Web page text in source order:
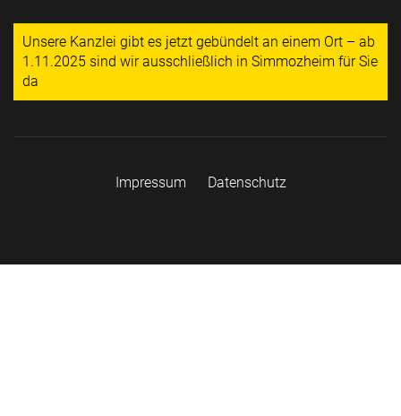
Unsere Kanzlei gibt es jetzt gebündelt an einem Ort – ab
1.11.2025 sind wir ausschließlich in Simmozheim für Sie
da
Impressum Datenschutz